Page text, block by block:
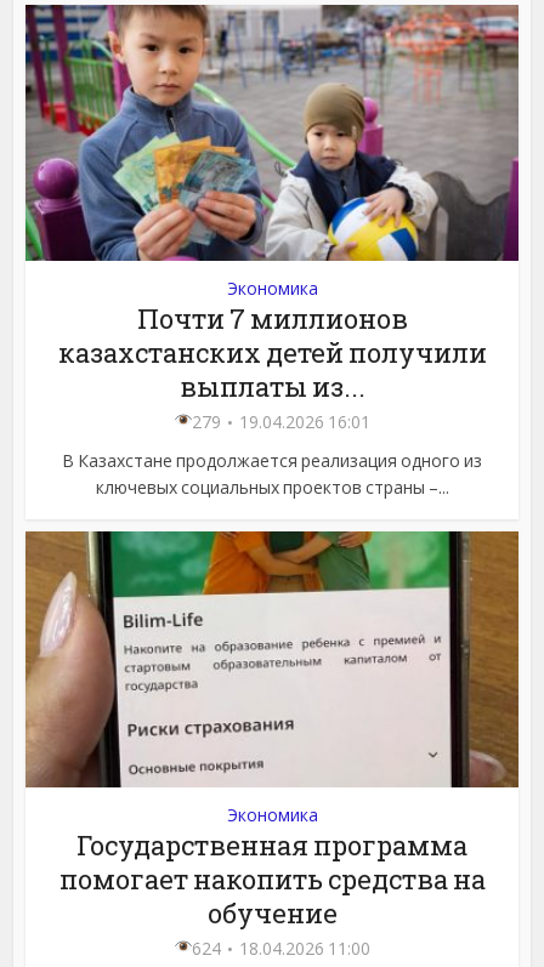
Экономика
Почти 7 миллионов
казахстанских детей получили
выплаты из...
279
19.04.2026 16:01
В Казахстане продолжается реализация одного из
ключевых социальных проектов страны –...
Экономика
Государственная программа
помогает накопить средства на
обучение
624
18.04.2026 11:00